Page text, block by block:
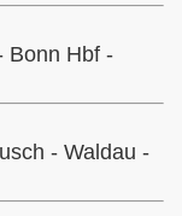
Bonn Hbf -
- Waldau -